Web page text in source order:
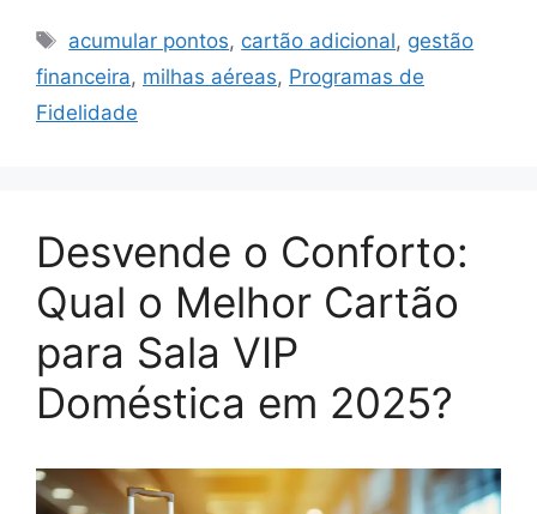
Tags
acumular pontos, cartão adicional, gestão
financeira, milhas aéreas, Programas de
Fidelidade
Desvende o Conforto:
Qual o Melhor Cartão
para Sala VIP
Doméstica em 2025?